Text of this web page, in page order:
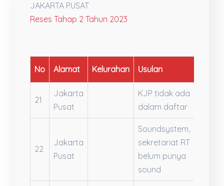
JAKARTA PUSAT
Reses Tahap 2 Tahun 2023
No Alamat Kelurahan Usulan
21
Jakarta
Pusat
KJP tidak ada
dalam daftar
22
Jakarta
Pusat
Soundsystem,
sekretariat RT
belum punya
sound